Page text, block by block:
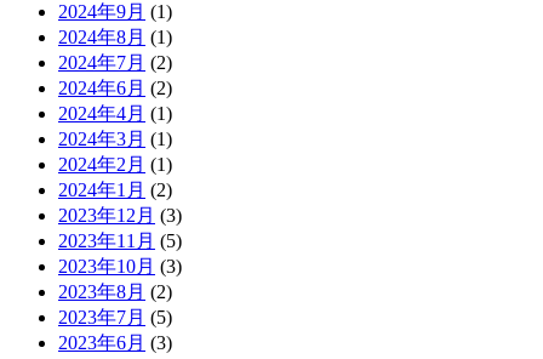
2024年9月 (1)
2024年8月 (1)
2024年7月 (2)
2024年6月 (2)
2024年4月 (1)
2024年3月 (1)
2024年2月 (1)
2024年1月 (2)
2023年12月 (3)
2023年11月 (5)
2023年10月 (3)
2023年8月 (2)
2023年7月 (5)
2023年6月 (3)